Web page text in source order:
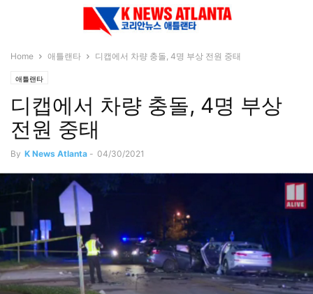
Home 애틀랜타 디캡에서 차량 충돌, 4명 부상 전원 중태
애틀랜타
디캡에서 차량 충돌, 4명 부상
전원 중태
By K News Atlanta - 04/30/2021